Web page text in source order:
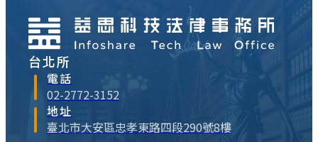
台北所
電話
02-2772-3152
地址
臺北市大安區忠孝東路四段290號8樓